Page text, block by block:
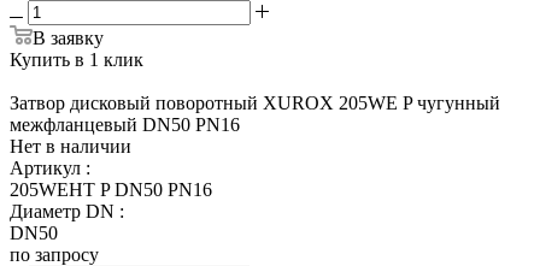
В заявку
Купить в 1 клик
Затвор дисковый поворотный XUROX 205WE P чугунный
межфланцевый DN50 PN16
Нет в наличии
Артикул :
205WEHT P DN50 PN16
Диаметр DN :
DN50
по запросу